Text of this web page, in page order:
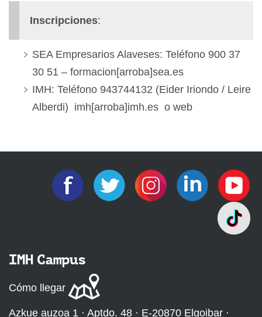
Inscripciones:
SEA Empresarios Alaveses: Teléfono 900 37
30 51 – formacion[arroba]sea.es
IMH: Teléfono 943744132 (Eider Iriondo / Leire
Alberdi) imh[arroba]imh.es o web
IMH Campus
Cómo llegar
Azkue auzoa 1 · Aptdo. 48 · E-20870 Elgoibar ·